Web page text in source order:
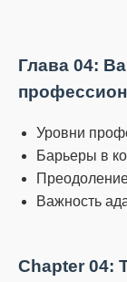
Глава 04:
Уровни
Барьеры в
Важность
Chapter 04: